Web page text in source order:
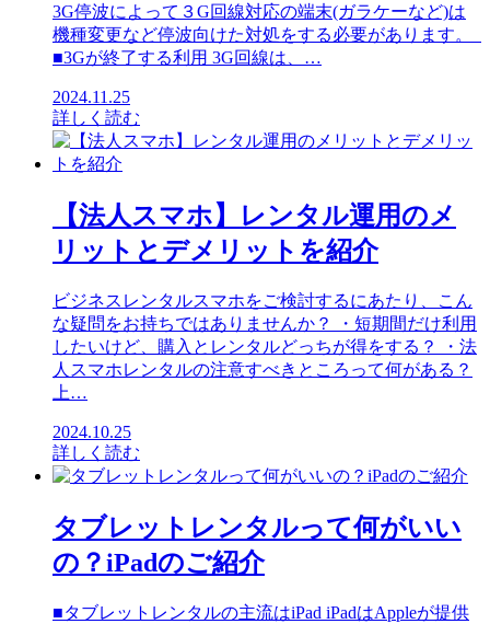
3G停波によって３G回線対応の端末(ガラケーなど)は
機種変更など停波向けた対処をする必要があります。
■3Gが終了する利用 3G回線は、…
2024.11.25
詳しく読む
【法人スマホ】レンタル運用のメ
リットとデメリットを紹介
ビジネスレンタルスマホをご検討するにあたり、こん
な疑問をお持ちではありませんか？ ・短期間だけ利用
したいけど、購入とレンタルどっちが得をする？ ・法
人スマホレンタルの注意すべきところって何がある？
上…
2024.10.25
詳しく読む
タブレットレンタルって何がいい
の？iPadのご紹介
■タブレットレンタルの主流はiPad iPadはAppleが提供